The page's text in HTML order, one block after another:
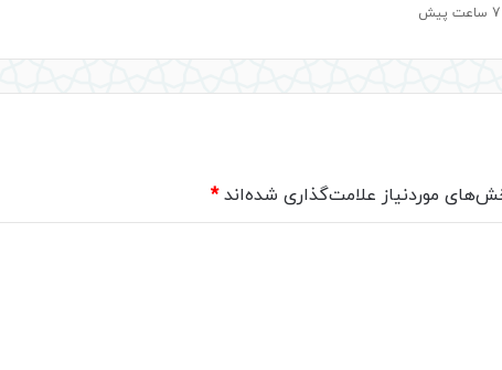
7 ساعت پیش
موردنیاز علامت‌گذاری شده‌اند*